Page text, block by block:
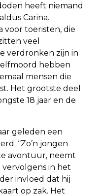
heeft niemand
Carina.
voor toeristen, die
veel
verdronken zijn in
hebben
mensen die
Het grootste deel
18 jaar en de
geleden een
“Zo’n jongen
avontuur, neemt
in het
invloed dat hij
op zak. Het